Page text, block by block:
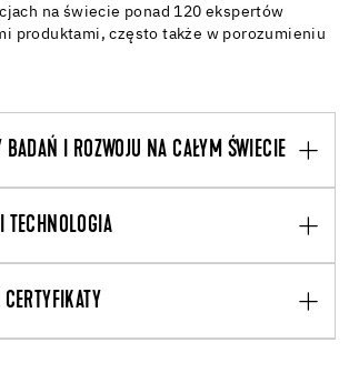
na świecie ponad 120 ekspertów
produktami, często także w porozumieniu
BADAŃ I ROZWOJU NA CAŁYM ŚWIECIE
TECHNOLOGIA